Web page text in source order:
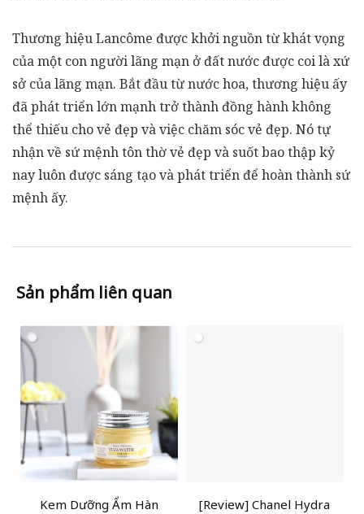
Thương hiệu Lancôme được khởi nguồn từ khát vọng
của một con người lãng mạn ở đất nước được coi là xứ
sở của lãng mạn. Bắt đầu từ nước hoa, thương hiệu ấy
đã phát triển lớn mạnh trở thành đồng hành không
thể thiếu cho vẻ đẹp và việc chăm sóc vẻ đẹp. Nó tự
nhận về sứ mệnh tôn thờ vẻ đẹp và suốt bao thập kỷ
nay luôn được sáng tạo và phát triển để hoàn thành sứ
mệnh ấy.
Sản phẩm liên quan
Kem Dưỡng Ẩm Hàn
[Review] Chanel Hydra